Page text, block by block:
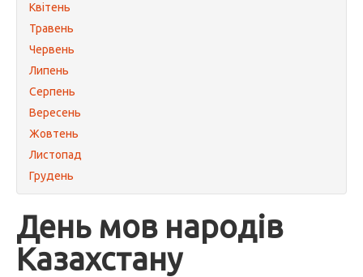
Квітень
Травень
Червень
Липень
Серпень
Вересень
Жовтень
Листопад
Грудень
День мов народів
Казахстану